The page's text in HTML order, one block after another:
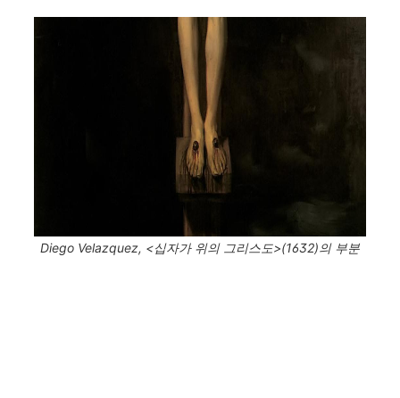
Diego Velazquez, <십자가 위의 그리스도>(1632)의 부분